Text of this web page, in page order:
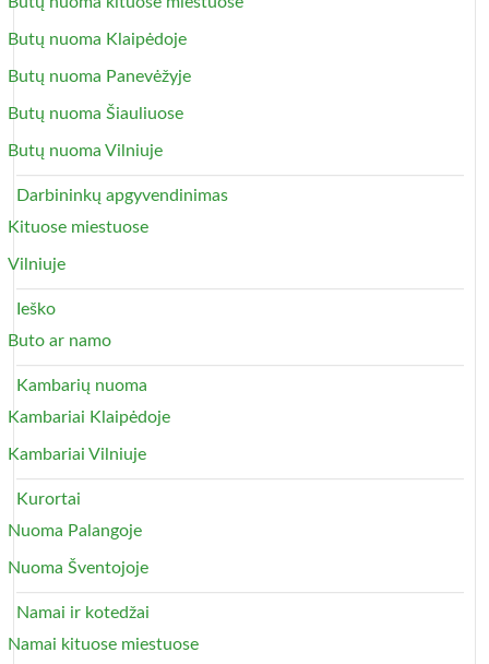
Butų nuoma Klaipėdoje
Butų nuoma Panevėžyje
Butų nuoma Šiauliuose
Butų nuoma Vilniuje
Darbininkų apgyvendinimas
Kituose miestuose
Vilniuje
Ieško
Buto ar namo
Kambarių nuoma
Kambariai Klaipėdoje
Kambariai Vilniuje
Kurortai
Nuoma Palangoje
Nuoma Šventojoje
Namai ir kotedžai
Namai kituose miestuose